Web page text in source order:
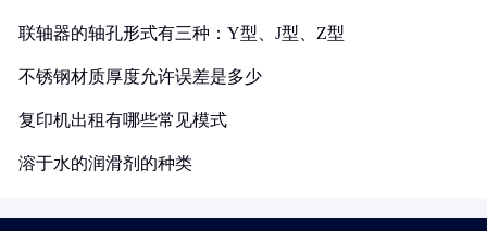
联轴器的轴孔形式有三种：Y型、J型、Z型
不锈钢材质厚度允许误差是多少
复印机出租有哪些常见模式
溶于水的润滑剂的种类